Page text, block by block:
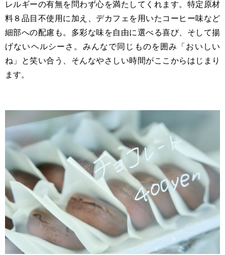
レルギーの有無を問わず心を満たしてくれます。特定原材
料８品目不使用に加え、デカフェを用いたコーヒー味など
細部への配慮も。多彩な味を自由に選べる喜び、そして揚
げないヘルシーさ。みんなで同じものを囲み「おいしい
ね」と笑い合う、そんなやさしい時間がここからはじまり
ます。